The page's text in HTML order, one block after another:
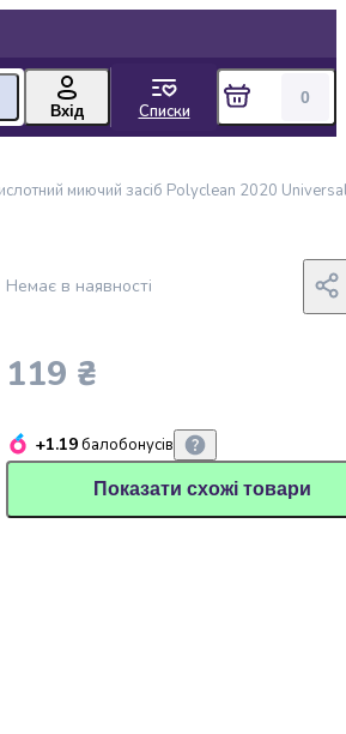
Вхід Списки
0
миючий засіб Polyclean 2020
Немає в наявності
119 ₴
+1.19балобонусів
Показати схожі товари